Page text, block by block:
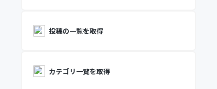
投稿の一覧を取得
カテゴリ一覧を取得